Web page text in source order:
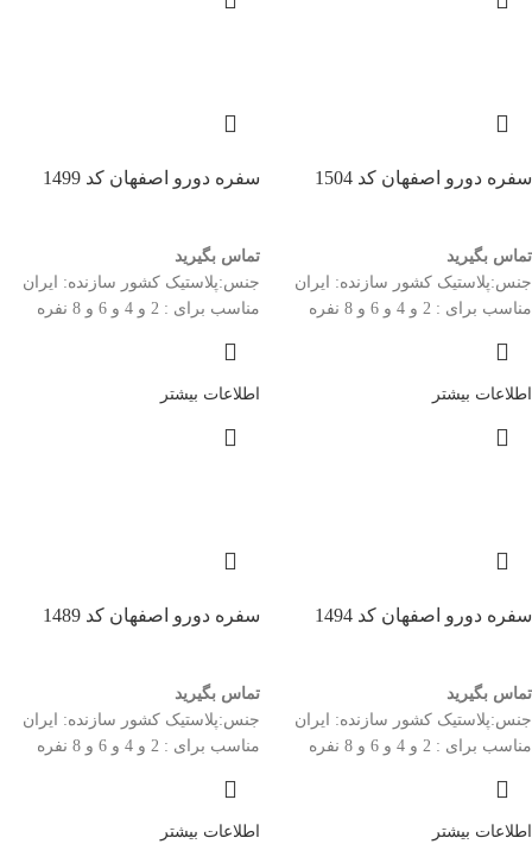
سفره دورو اصفهان کد 1504
تماس بگیرید
جنس:پلاستیک کشور سازنده: ایران
مناسب برای : 2 و 4 و 6 و 8 نفره
اطلاعات بیشتر
سفره دورو اصفهان کد 1499
تماس بگیرید
جنس:پلاستیک کشور سازنده: ایران
مناسب برای : 2 و 4 و 6 و 8 نفره
اطلاعات بیشتر
سفره دورو اصفهان کد 1494
تماس بگیرید
جنس:پلاستیک کشور سازنده: ایران
مناسب برای : 2 و 4 و 6 و 8 نفره
اطلاعات بیشتر
سفره دورو اصفهان کد 1489
تماس بگیرید
جنس:پلاستیک کشور سازنده: ایران
مناسب برای : 2 و 4 و 6 و 8 نفره
اطلاعات بیشتر